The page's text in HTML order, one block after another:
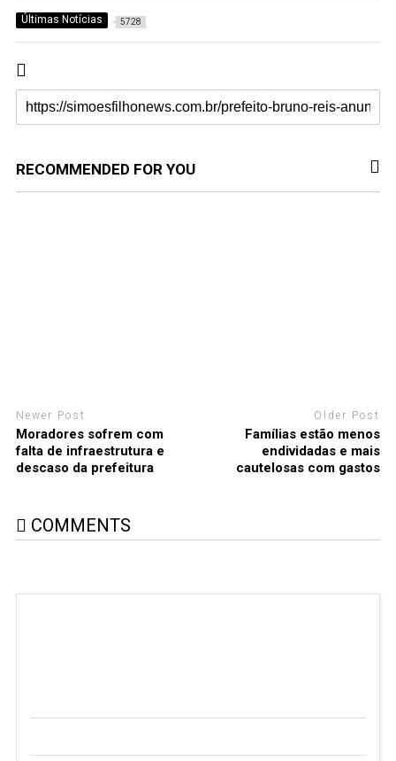
Últimas Notícias 5728
RECOMMENDED FOR YOU
Newer Post
Moradores sofrem com
falta de infraestrutura e
descaso da prefeitura
Older Post
Famílias estão menos
endividadas e mais
cautelosas com gastos
COMMENTS